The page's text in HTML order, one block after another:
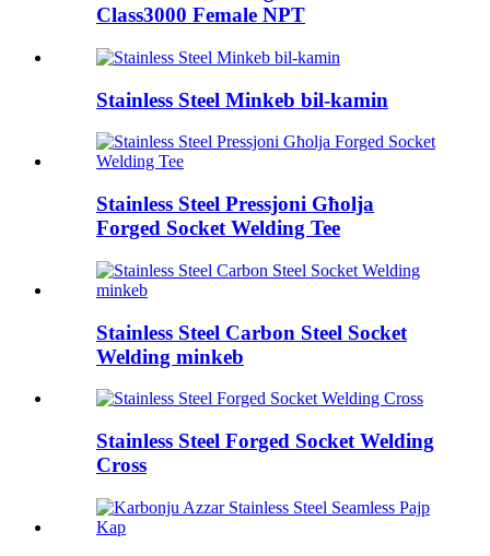
Class3000 Female NPT
Stainless Steel Minkeb bil-kamin
Stainless Steel Pressjoni Għolja
Forged Socket Welding Tee
Stainless Steel Carbon Steel Socket
Welding minkeb
Stainless Steel Forged Socket Welding
Cross